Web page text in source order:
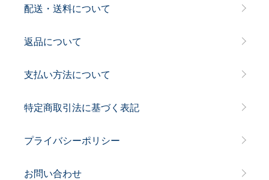
配送・送料について
返品について
支払い方法について
特定商取引法に基づく表記
プライバシーポリシー
お問い合わせ